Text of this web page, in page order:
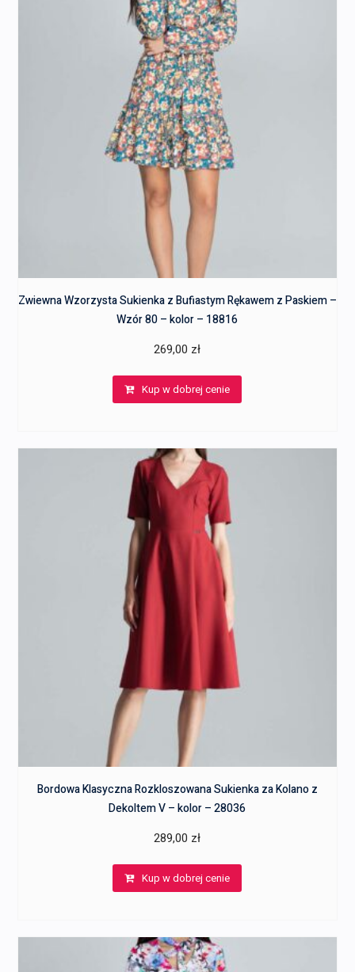
Zwiewna Wzorzysta Sukienka z Bufiastym Rękawem z Paskiem –
Wzór 80 – kolor – 18816
269,00 zł
Kup w dobrej cenie
Bordowa Klasyczna Rozkloszowana Sukienka za Kolano z
Dekoltem V – kolor – 28036
289,00 zł
Kup w dobrej cenie